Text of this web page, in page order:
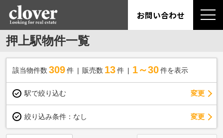
お問い合わせ
押上駅物件一覧
該当物件数 309件 販売数 13 件 1～30 件を表示
駅で絞り込む 変更
絞り込み条件： なし 変更